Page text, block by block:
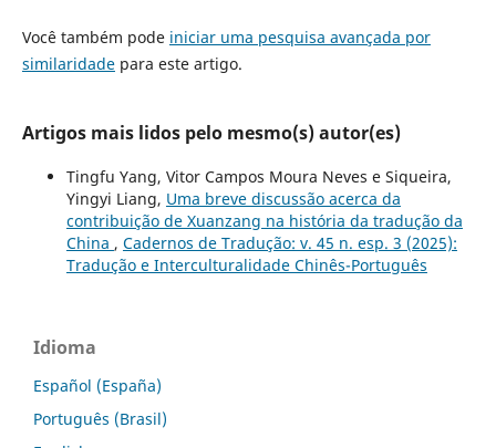
Você também pode iniciar uma pesquisa avançada por
similaridadepara este artigo.
Artigos mais lidos pelo mesmo(s) autor(es)
Tingfu Yang, Vitor Campos Moura Neves e Siqueira,
Yingyi Liang, Uma breve discussão acerca da
contribuição de Xuanzang na história da tradução da
China , Cadernos de Tradução: v. 45 n. esp. 3 (2025):
Tradução e Interculturalidade Chinês-Português
Idioma
Español (España)
Português (Brasil)